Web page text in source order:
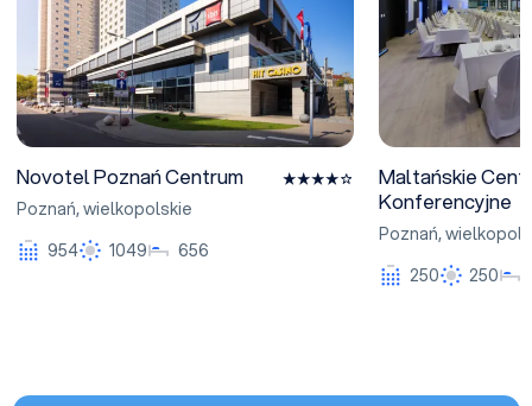
Novotel Poznań Centrum
Poznań,wielkopolskie
954
1049 656
Maltańskie
Konferencyjne
Poznań,
250
250